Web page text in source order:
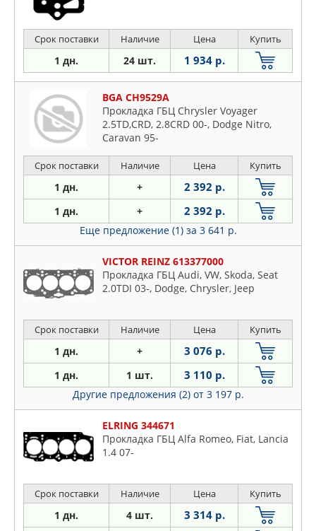
Срок поставки Наличие Цена Купить
1 дн. 24 шт. 1 934 р.
BGA CH9529A
Прокладка ГБЦ Chrysler Voyager
2.5TD,CRD, 2.8CRD 00-, Dodge Nitro,
Caravan 95-
Срок поставки Наличие Цена Купить
1 дн. + 2 392 р.
1 дн. + 2 392 р.
Еще предложение (1) за 3 641 р.
VICTOR REINZ 613377000
Прокладка ГБЦ Audi, VW, Skoda, Seat
2.0TDI 03-, Dodge, Chrysler, Jeep
Срок поставки Наличие Цена Купить
1 дн. + 3 076 р.
1 дн. 1 шт. 3 110 р.
Другие предложения (2) от 3 197 р.
ELRING 344671
Прокладка ГБЦ Alfa Romeo, Fiat, Lancia
1.4 07-
Срок поставки Наличие Цена Купить
1 дн. 4 шт. 3 314 р.